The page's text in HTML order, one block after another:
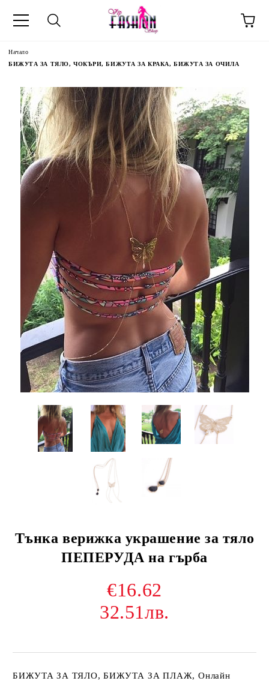
Начало
БИЖУТА ЗА ТЯЛО, ЧОКЪРИ, БИЖУТА ЗА КРАКА, БИЖУТА ЗА ОЧИЛА
Тънка верижка украшение за тяло
ПЕПЕРУДА на гърба
€16.62
32.51лв.
БИЖУТА ЗА ТЯЛО, БИЖУТА ЗА ПЛАЖ, Онлайн